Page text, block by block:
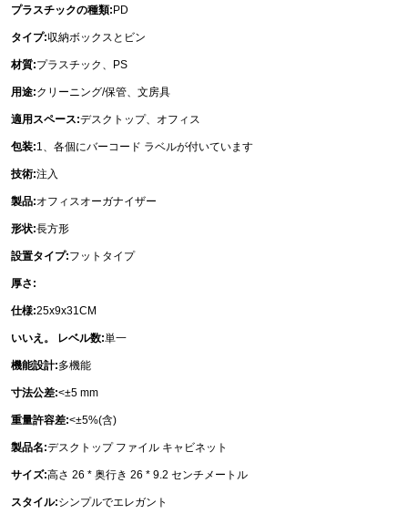
プラスチックの種類:PD
タイプ:収納ボックスとビン
材質:プラスチック、PS
用途:クリーニング/保管、文房具
適用スペース:デスクトップ、オフィス
包装:1、各個にバーコード ラベルが付いています
技術:注入
製品:オフィスオーガナイザー
形状:長方形
設置タイプ:フットタイプ
厚さ:
仕様:25x9x31CM
いいえ。 レベル数:単一
機能設計:多機能
寸法公差:<±5 mm
重量許容差:<±5%(含)
製品名:デスクトップ ファイル キャビネット
サイズ:高さ 26 * 奥行き 26 * 9.2 センチメートル
スタイル:シンプルでエレガント